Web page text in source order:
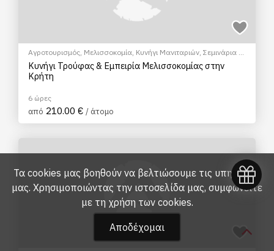
Αγροτουρισμός, Μελισσοκομία, Κυνήγι Μανιταριών, Σεμινάρια &
Μαθήματα
Κυνήγι Τρούφας & Εμπειρία Μελισσοκομίας στην
Κρήτη
6 ώρες
από 210.00 € / άτομο
Τα cookies μας βοηθούν να βελτιώσουμε τις υπηρεσίες
μας. Χρησιμοποιώντας την ιστοσελίδα μας, συμφωνείτε
με τη χρήση των cookies.
Αποδέχομαι